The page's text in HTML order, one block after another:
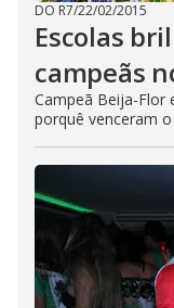
DO R7/22/02/2015
Escolas
campeãs
Campeã Beija-Flor
porquê venceram o